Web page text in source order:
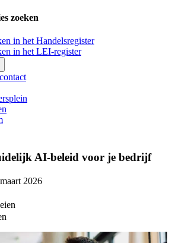
zoeken
in het Handelsregister
in het LEI-register
AI-beleid voor je bedrijf
2026